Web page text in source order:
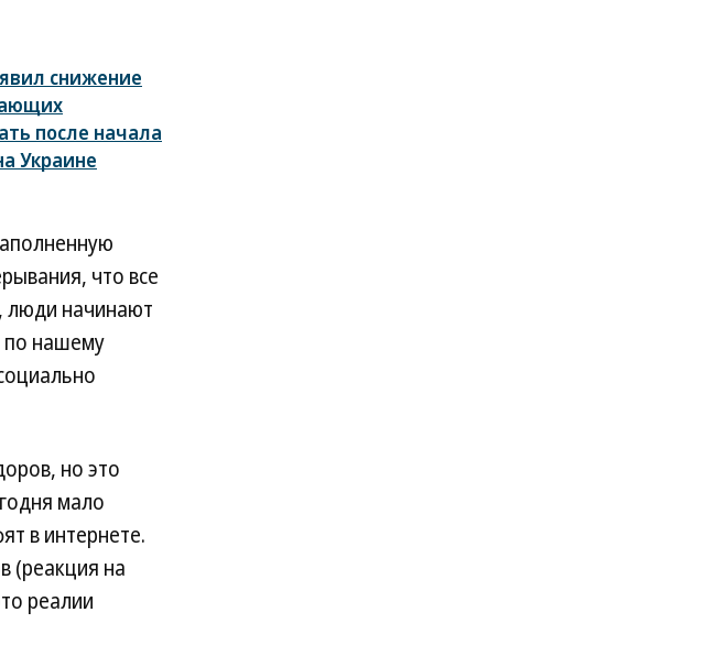
снижение
после начала
Украине
что все
люди начинают
по нашему
но это
мало
в интернете.
(реакция на
реалии